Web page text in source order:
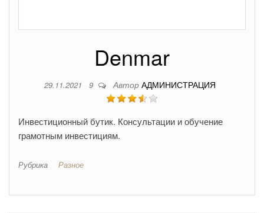
Denmar
29.11.2021 9 Автор АДМИНИСТРАЦИЯ
Инвестиционный бутик. Консультации и обучение
грамотным инвестициям.
Рубрика Разное